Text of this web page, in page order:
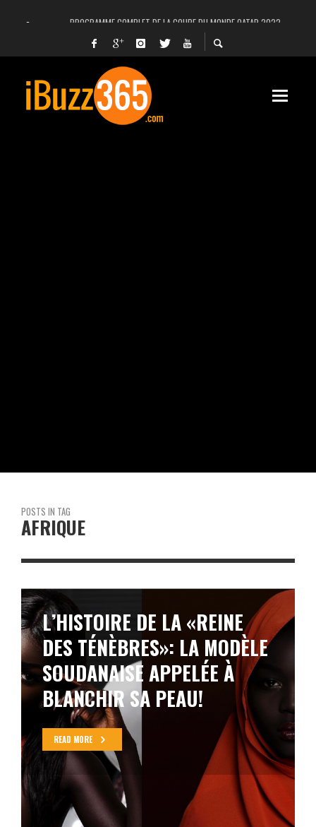
PROGRAMME COMPLET DE LA COUPE DU MONDE QATAR 2022
FACEBOOK, INSTAGRAM ET WHATSAPP HORS SERVICE! EST-CE UNE CYBER-
UNE VIDÉO 4K MONTRE LA PLANÈTE MARS EN ULTRA-HAUTE DÉFINITION
LANCEMENT DU PREMIER VOL HABITÉ DE SPACEX
DÉCÈS DE L’EX-PRÉSIDENT ZINE EL ABIDINE BEN ALI, SERA-T-IL ENTERRÉ EN
POSTS IN TAG
AFRIQUE
L’HISTOIRE DE LA «REINE
DES TÉNÈBRES»: LA MODÈLE
SOUDANAISE APPELÉE À
BLANCHIR SA PEAU!
READ MORE